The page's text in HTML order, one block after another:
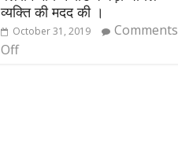
व्यक्ति की मदद की ।
October 31, 2019
Comments
Off